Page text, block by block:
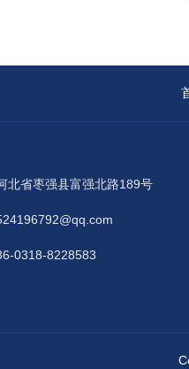
北省枣强县富强北路189号
0318-8228583